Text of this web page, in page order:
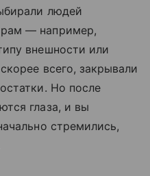
людей
— например,
внешности или
всего, закрывали
Но после
глаза, и вы
стремились,